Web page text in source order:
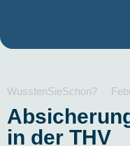
WusstenSieSchon?
in der THV